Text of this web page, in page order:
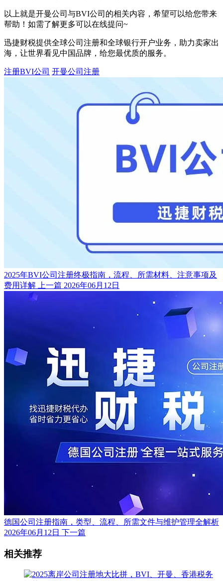
以上就是开曼公司与BVI公司的相关内容，希望可以给您带来
帮助！如需了解更多可以在线提问~
迅捷财税提供全球公司注册和全球银行开户业务，助力卖家出
海，让世界看见中国品牌，给您最优质的服务。
注册BVI公司 开曼公司注册
2025年BVI公司注册终极指南，流程、所需材料、注意事项及
费用详解
上一篇 2026年06月12日
德国公司注册指南，类型、流程、所需文件与维护管理全解析
2026年06月12日 下一篇
相关推荐